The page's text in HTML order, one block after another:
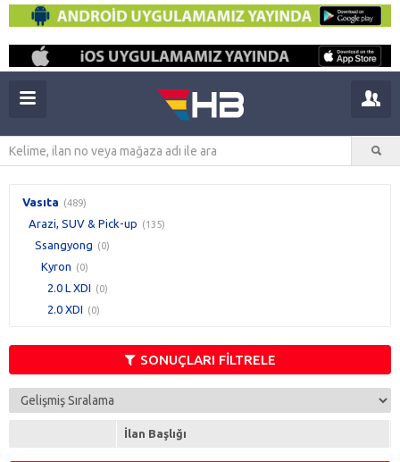
Vasıta (489)
Arazi, SUV & Pick-up (135)
Ssangyong (0)
Kyron (0)
2.0 L XDI (0)
2.0 XDI (0)
SONUÇLARI FİLTRELE
İlan Başlığı